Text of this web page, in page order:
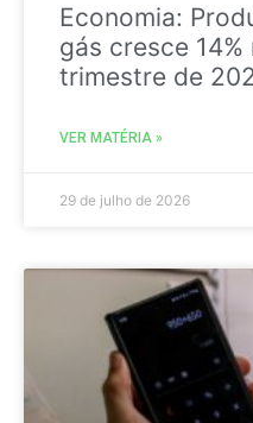
Economia:
gás cresce
trimestre de
VER MATÉRIA »
29 de julho de 2026